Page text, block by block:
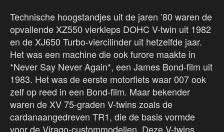
Technische hoogstandjes uit de jaren ’80 waren de
opvallende XZ550 vierkleps DOHC V-twin uit 1982
en de XJ650 Turbo-viercilinder uit hetzelfde jaar.
Het was een machine die ook furore maakte in
*Never Say Never Again*, een James Bond-film uit
1983. Het was de eerste motorfiets waar 007 ook
zelf op reed in een Bond-film. Maar bekender
waren de XV 75-graden V-twins zoals de
cardanaangedreven TR1, die de basis vormde
voor de Virago-custommodellen. Deze V-twins